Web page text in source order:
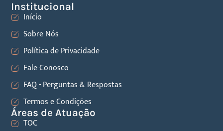
Institucional
Início
Sobre Nós
Política de Privacidade
Fale Conosco
FAQ - Perguntas & Respostas
Termos e Condições
Áreas de Atuação
TOC